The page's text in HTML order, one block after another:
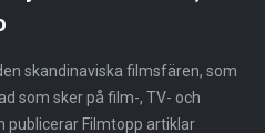
skandinaviska filmsfären, som
som sker på film-, TV- och
publicerar Filmtopp artiklar